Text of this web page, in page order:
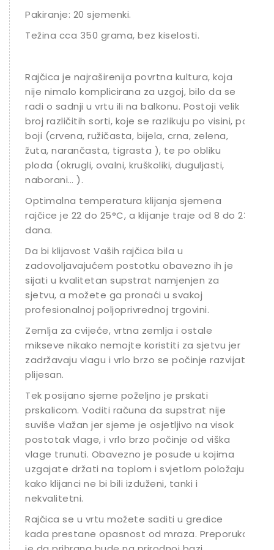
Pakiranje: 20 sjemenki.
Težina cca 350 grama, bez kiselosti.
Rajčica je najraširenija povrtna kultura, koja
nije nimalo komplicirana za uzgoj, bilo da se
radi o sadnji u vrtu ili na balkonu. Postoji velik
broj različitih sorti, koje se razlikuju po visini, po
boji (crvena, ružičasta, bijela, crna, zelena,
žuta, narančasta, tigrasta ), te po obliku
ploda (okrugli, ovalni, kruškoliki, duguljasti,
naborani… ).
Optimalna temperatura klijanja sjemena
rajčice je 22 do 25°C, a klijanje traje od 8 do 23
dana.
Da bi klijavost Vaših rajčica bila u
zadovoljavajućem postotku obavezno ih je
sijati u kvalitetan supstrat namjenjen za
sjetvu, a možete ga pronaći u svakoj
profesionalnoj poljoprivrednoj trgovini.
Zemlja za cvijeće, vrtna zemlja i ostale
mikseve nikako nemojte koristiti za sjetvu jer
zadržavaju vlagu i vrlo brzo se počinje razvijati
plijesan.
Tek posijano sjeme poželjno je prskati
prskalicom. Voditi računa da supstrat nije
suviše vlažan jer sjeme je osjetljivo na visok
postotak vlage, i vrlo brzo počinje od viška
vlage trunuti. Obavezno je posude u kojima
uzgajate držati na toplom i svjetlom položaju
kako klijanci ne bi bili izduženi, tanki i
nekvalitetni.
Rajčica se u vrtu možete saditi u gredice
kada prestane opasnost od mraza. Preporuka